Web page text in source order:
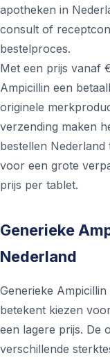
apotheken in
consult of
bestelproces.
Met een prijs vanaf
Ampicillin een
originele
verzending maken
bestellen
voor een grote
prijs per tablet.
Generieke
Nederland
Generieke
betekent kiezen
een lagere prijs. De
verschillende